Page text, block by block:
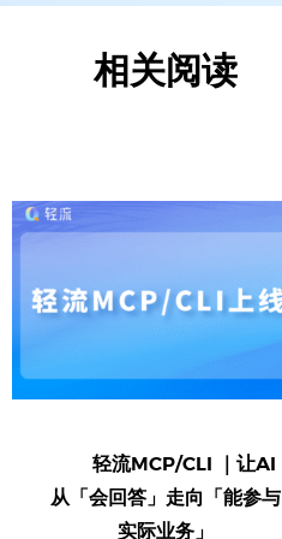
相关阅读
轻流MCP/CLI ｜让AI
从「会回答」走向「能参与
实际业务」